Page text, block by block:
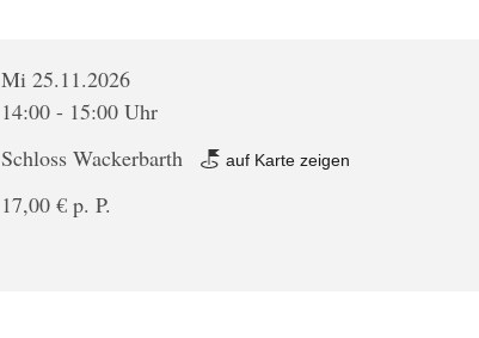
Mi 25.11.2026
14:00 - 15:00 Uhr
Schloss Wackerbarth auf Karte zeigen
17,00 € p. P.